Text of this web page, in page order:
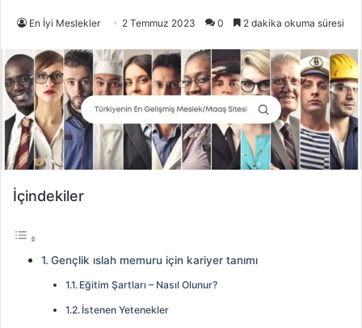
En İyi Meslekler 2 Temmuz 2023 0 2 dakika okuma süresi
İçindekiler
Gençlik ıslah memuru için kariyer tanımı
Eğitim Şartları – Nasıl Olunur?
İstenen Yetenekler